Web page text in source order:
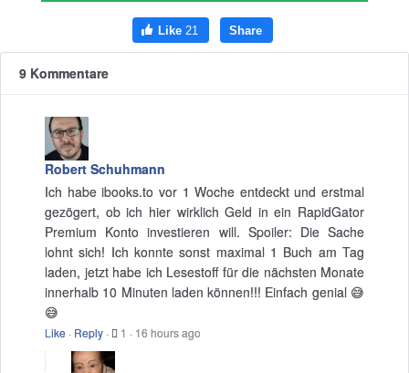
9 Kommentare
Robert Schuhmann
Ich habe ibooks.to vor 1 Woche entdeckt und erstmal
gezögert, ob ich hier wirklich Geld in ein RapidGator
Premium Konto investieren will. Spoiler: Die Sache
lohnt sich! Ich konnte sonst maximal 1 Buch am Tag
laden, jetzt habe ich Lesestoff für die nächsten Monate
innerhalb 10 Minuten laden können!!! Einfach genial 😅
😅
Like · Reply · 1 · 16 hours ago